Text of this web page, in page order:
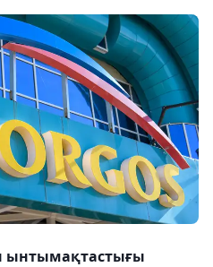
ынтымақтастығы